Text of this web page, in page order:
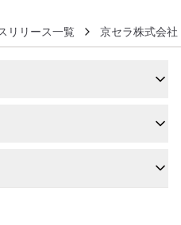
催！
リリース一覧 京セラ株式会社